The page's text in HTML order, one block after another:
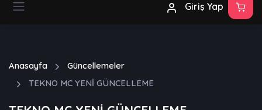
Giriş Yap
Anasayfa
Güncellemeler
TEKNO MC YENİ GÜNCELLEME